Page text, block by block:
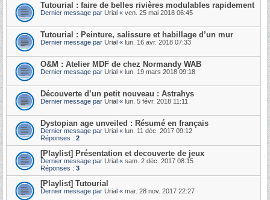
Tutourial : faire de belles rivières modulables rapidement
Dernier message par Urial « ven. 25 mai 2018 06:45
Tutourial : Peinture, salissure et habillage d’un mur
Dernier message par Urial « lun. 16 avr. 2018 07:33
O&M : Atelier MDF de chez Normandy WAB
Dernier message par Urial « lun. 19 mars 2018 09:18
Découverte d’un petit nouveau : Astrahys
Dernier message par Urial « lun. 5 févr. 2018 11:11
Dystopian age unveiled : Résumé en français
Dernier message par Urial « lun. 11 déc. 2017 09:12
Réponses : 2
[Playlist] Présentation et decouverte de jeux
Dernier message par Urial « sam. 2 déc. 2017 08:15
Réponses : 3
[Playlist] Tutourial
Dernier message par Urial « mar. 28 nov. 2017 22:27